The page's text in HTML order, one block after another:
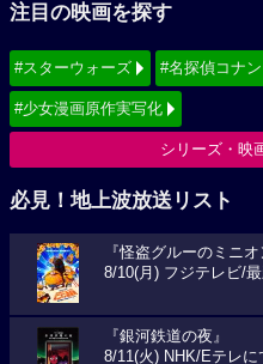
注目の映画を探す
#スターウォーズ #名探偵コナン
#少女漫画原作実写化
シリーズ・映
必見！地上波放送リスト
『怪盗グルーのミニオ
8/10(月) フジテレビ/
『銀河鉄道の夜』
8/11(火) NHK/Eテレに